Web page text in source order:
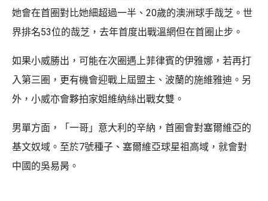
她會在首圈對比她細超過一半、20歲的澳洲球手哉芝。世
界排名53位的哉芝，去年首度出戰溫網但在首圈止步。
如果小威勝出，可能在次圈遇上菲律賓的伊雅娜，若再打
入第三圈，更有機會迎戰上屆盟主、波蘭的施維雅迪。另
外，小威亦會夥拍家姐維納絲出戰女雙。
男單方面，「一哥」意大利的辛納，首圈會對塞爾維亞的
基文奴域。至於7號種子、塞爾維亞球星祖高域，就會對
中國的吳易昺。